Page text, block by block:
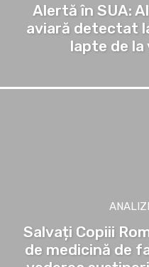
Alertă în SUA:
aviară detectat
lapte de
Salvați Copiii
de medicină de